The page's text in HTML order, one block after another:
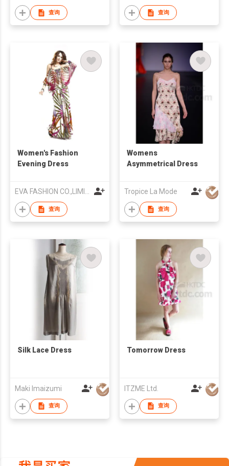
查询 查询
Women's Fashion
Evening Dress
EVA FASHION CO.,LIMITED
查询
Womens
Asymmetrical Dress
Tropice La Mode
查询
Silk Lace Dress
Maki Imaizumi
查询
Tomorrow Dress
ITZME Ltd.
查询